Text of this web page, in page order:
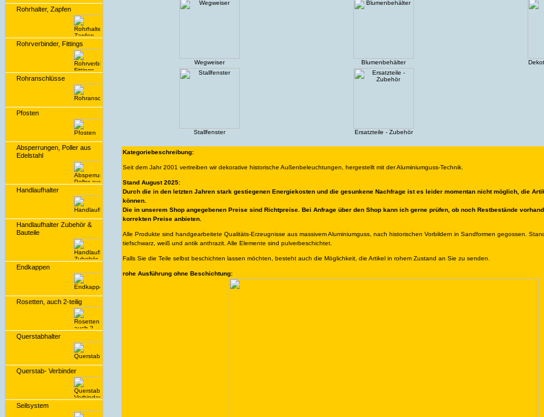
Rohrhalter, Zapfen
Rohrverbinder, Fittings
Rohranschlüsse
Pfosten
Absperrungen, Poller aus
Edelstahl
Handlaufhalter
Handlaufhalter Zubehör &
Bauteile
Endkappen
Rosetten, auch 2-teilig
Querstabhalter
Querstab- Verbinder
Seilsystem
Wegweiser Blumenbehälter
Stallfenster Ersatzteile - Zubehör
Kategoriebeschreibung:
Seit dem Jahr 2001 vertreiben wir dekorative historische Außenbeleuchtungen, hergestellt mit der Aluminiumguss-Technik.
Stand August 2025:
Durch die in den letzten Jahren stark gestiegenen Energiekosten und die gesunkene Nachfrage ist es leider momentan nicht möglich, die
können.
Die in unserem Shop angegebenen Preise sind Richtpreise. Bei Anfrage über den Shop kann ich gerne prüfen, ob noch Restbestände
korrekten Preise anbieten.
Alle Produkte sind handgearbeitete Qualitäts-Erzeugnisse aus massivem Aluminiumguss, nach historischen Vorbildern in Sandformen gegossen.
tiefschwarz, weiß und antik anthrazit. Alle Elemente sind pulverbeschichtet.
Falls Sie die Teile selbst beschichten lassen möchten, besteht auch die Möglichkeit, die Artikel in rohem Zustand an Sie zu senden.
rohe Ausführung ohne Beschichtung: